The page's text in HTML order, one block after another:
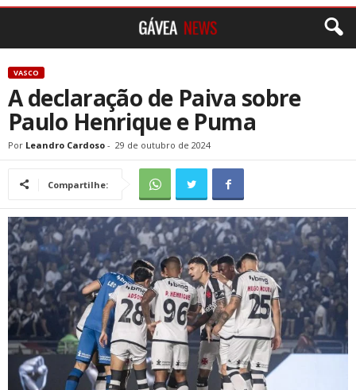
VASCO
A declaração de Paiva sobre
Paulo Henrique e Puma
Por Leandro Cardoso - 29 de outubro de 2024
Compartilhe: